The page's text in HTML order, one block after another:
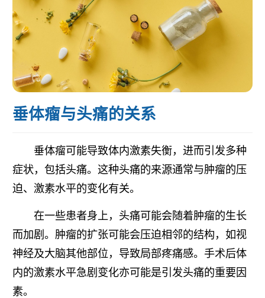
垂体瘤与头痛的关系
垂体瘤可能导致体内激素失衡，进而引发多种
症状，包括头痛。这种头痛的来源通常与肿瘤的压
迫、激素水平的变化有关。
在一些患者身上，头痛可能会随着肿瘤的生长
而加剧。肿瘤的扩张可能会压迫相邻的结构，如视
神经及大脑其他部位，导致局部疼痛感。手术后体
内的激素水平急剧变化亦可能是引发头痛的重要因
素。